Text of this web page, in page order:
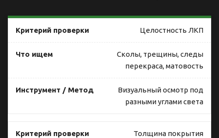
Целостность ЛКП
Сколы, трещины, следы
перекраса, матовость
Визуальный осмотр под
разными углами света
Толщина покрытия